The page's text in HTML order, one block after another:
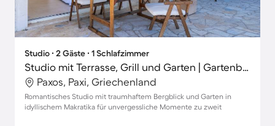
Studio ∙ 2 Gäste ∙ 1 Schlafzimmer
Studio mit Terrasse, Grill und Garten | Gartenblick
Paxos, Paxi, Griechenland
Romantisches Studio mit traumhaftem Bergblick und Garten in
idyllischem Makratika für unvergessliche Momente zu zweit